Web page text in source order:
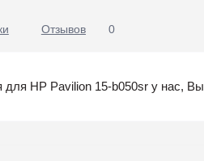
Отзывов 0
HP Pavilion 15-b050sr у нас,